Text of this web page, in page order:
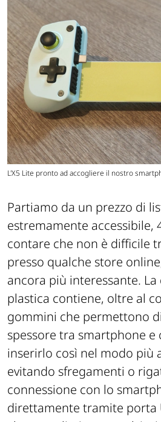
L'X5 Lite pronto ad accogliere il nostro
Partiamo da un prezzo di
estremamente accessibile,
contare che non è difficile
presso qualche store
ancora più interessante. La
plastica contiene, oltre al
gommini che permettono
spessore tra smartphone
inserirlo così nel modo più
evitando sfregamenti o
connessione con lo
direttamente tramite porta